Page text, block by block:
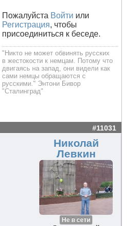
Пожалуйста Войти или
Регистрация, чтобы
присоединиться к беседе.
"Никто не может обвинять русских
в жестокости к немцам. Потому что
двигаясь на запад, они видели как
сами немцы обращаются с
русскими." Энтони Бивор
"Сталинград"
#11031
Николай
Левкин
Не в сети